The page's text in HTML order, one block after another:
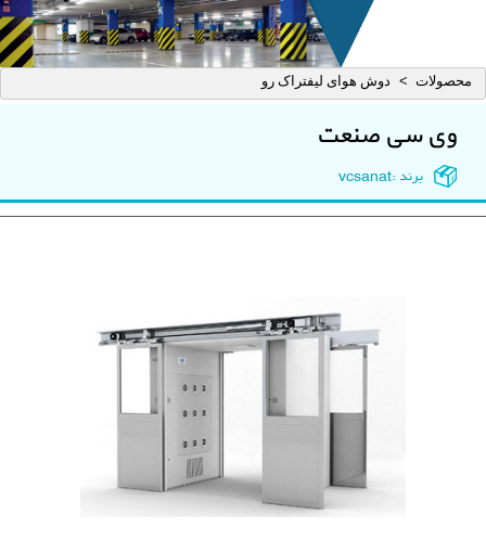
محصولات > دوش هوای لیفتراک رو
وی سی صنعت
برند :vcsanat